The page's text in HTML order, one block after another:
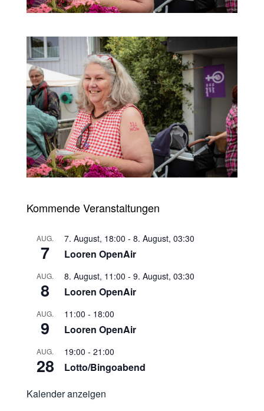
Kommende Veranstaltungen
AUG.
7
7. August, 18:00 - 8. August, 03:30
Looren OpenAir
AUG.
8
8. August, 11:00 - 9. August, 03:30
Looren OpenAir
AUG.
9
11:00 - 18:00
Looren OpenAir
AUG.
28
19:00 - 21:00
Lotto/Bingoabend
Kalender anzeigen